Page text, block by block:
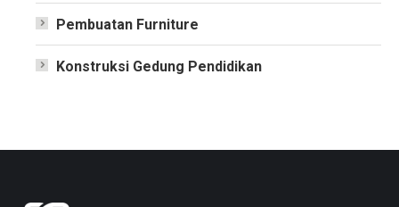
Pembuatan Furniture
Konstruksi Gedung Pendidikan